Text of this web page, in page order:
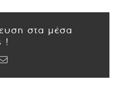
στα μέσα
!
Email